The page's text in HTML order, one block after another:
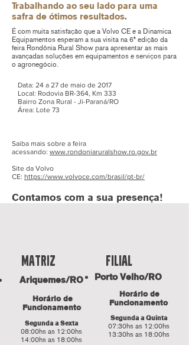
Trabalhando ao seu lado para uma
safra de ótimos resultados.
É com muita satisfação que a Volvo CE e a Dinamica
Equipamentos esperam a sua visita na 6ª edição da
feira Rondônia Rural Show para apresentar as mais
avançadas soluções em equipamentos e serviços para
o agronegócio.
Data: 24 a 27 de maio de 2017
Local: Rodovia BR-364, Km 333
Bairro Zona Rural - Ji-Paraná/RO
Área: Lote 73
Saiba mais sobre a feira
acessando: www.rondoniaruralshow.ro.gov.br
Site da Volvo
CE: https://www.volvoce.com/brasil/pt-br/
Contamos com a sua presença!
Matriz
Ariquemes/RO
Horário de
Funcionamento
Segunda a Sexta
08:00hs as 12:00hs
14:00hs as 18:00hs
fILIAL
Porto Velho/RO
Horário de
Funcionamento
Segunda a Quinta
07:30hs as 12:00hs
13:30hs as 18:00hs